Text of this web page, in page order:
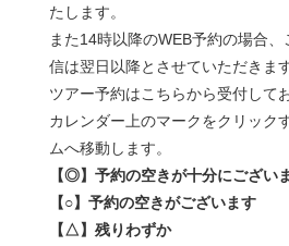
たします。
また14時以降のWEB予約の場合
信は翌日以降とさせていただきます
ツアー予約はこちらから受付して
カレンダー上のマークをクリック
ムへ移動します。
【◎】予約の空きが十分にござい
【○】予約の空きがございます
【△】残りわずか